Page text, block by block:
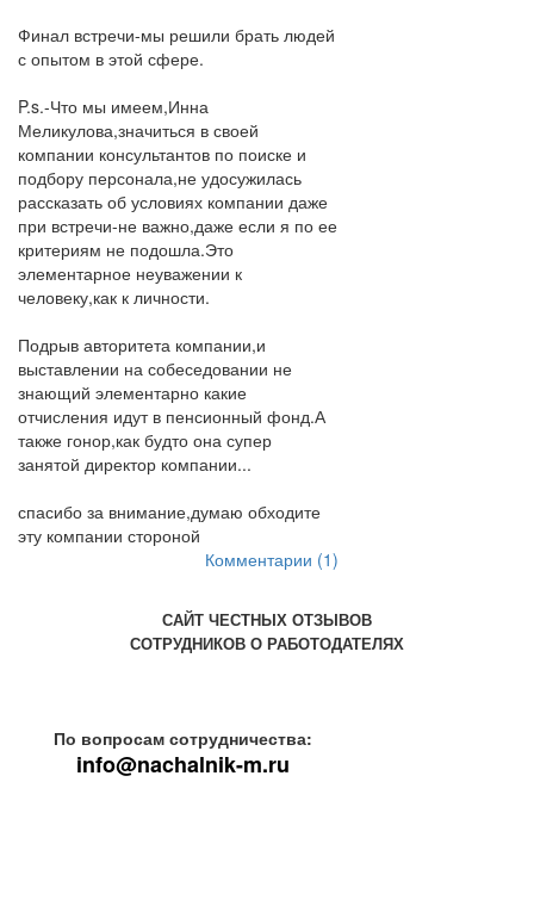
Финал встречи-мы решили брать людей
с опытом в этой сфере.
P.s.-Что мы имеем,Инна
Меликулова,значиться в своей
компании консультантов по поиске и
подбору персонала,не удосужилась
рассказать об условиях компании даже
при встречи-не важно,даже если я по ее
критериям не подошла.Это
элементарное неуважении к
человеку,как к личности.
Подрыв авторитета компании,и
выставлении на собеседовании не
знающий элементарно какие
отчисления идут в пенсионный фонд.А
также гонор,как будто она супер
занятой директор компании...
спасибо за внимание,думаю обходите
эту компании стороной
Комментарии (1)
САЙТ ЧЕСТНЫХ ОТЗЫВОВ
СОТРУДНИКОВ О РАБОТОДАТЕЛЯХ
По вопросам сотрудничества:
info@nachalnik-m.ru